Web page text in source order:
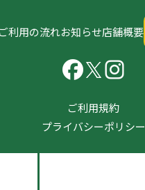
利用の流れお知らせ店舗概要
ご利用規約
プライバシーポリシー